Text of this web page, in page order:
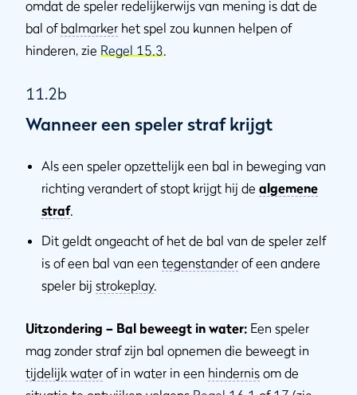
omdat de speler redelijkerwijs van mening is dat de
bal of balmarker het spel zou kunnen helpen of
hinderen, zie Regel 15.3.
11.2b
Wanneer een speler straf krijgt
Als een speler opzettelijk een bal in beweging van
richting verandert of stopt krijgt hij de algemene
straf.
Dit geldt ongeacht of het de bal van de speler zelf
is of een bal van een tegenstander of een andere
speler bij strokeplay.
Uitzondering – Bal beweegt in water: Een speler
mag zonder straf zijn bal opnemen die beweegt in
tijdelijk water of in water in een hindernis om de